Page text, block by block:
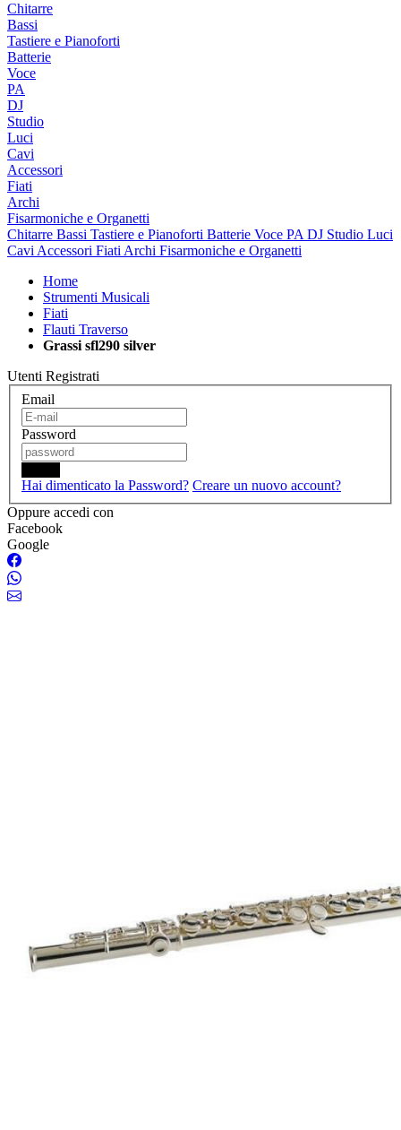
Chitarre
Bassi
Tastiere e Pianoforti
Batterie
Voce
PA
DJ
Studio
Luci
Cavi
Accessori
Fiati
Archi
Fisarmoniche e Organetti
Chitarre Bassi Tastiere e Pianoforti Batterie Voce PA DJ Studio Luci
Cavi Accessori Fiati Archi Fisarmoniche e Organetti
Home
Strumenti Musicali
Fiati
Flauti Traverso
Grassi sfl290 silver
Utenti Registrati
Email
Password
Hai dimenticato la Password? Creare un nuovo account?
Oppure accedi con
Facebook
Google